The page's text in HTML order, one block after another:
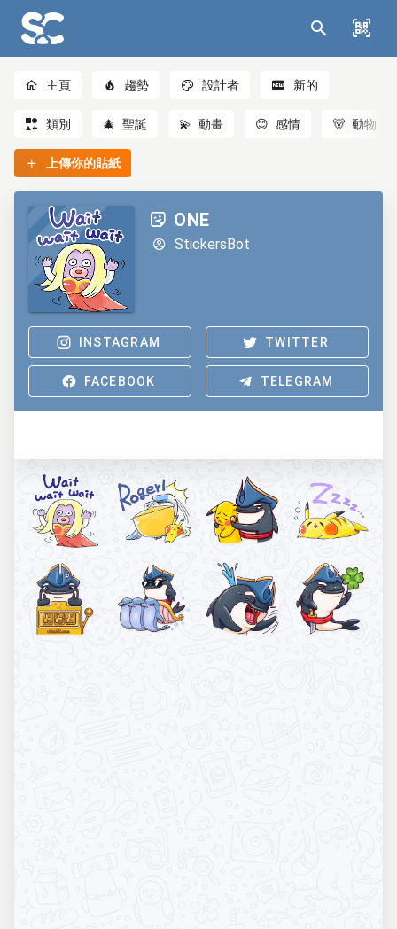
主頁 趨勢 設計者 新的
類別 🎄 聖誕 💫 動畫 😊 感情 🐻 動物
上傳你的貼紙
ONE
StickersBot
INSTAGRAM TWITTER
FACEBOOK TELEGRAM